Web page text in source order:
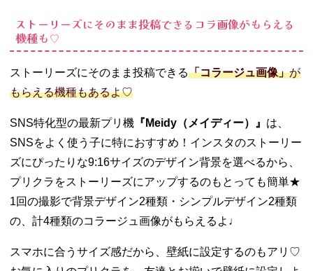
ストーリーズにそのまま投稿できるコラ画像がもらえる
機種も♡
ストーリーズにそのまま投稿できる「コラージュ画像」が
もらえる機種もあるよ♡
SNS特化型の最新プリ機 『Meidy（メイディー）』 は、
SNSをよく使う子に特におすすめ！インスタのストーリー
ズにぴったりな9:16サイズのデザイン背景を選べるから、
プリクラをストーリーズにアップするのもとっても簡単★
1回の撮影で背景デザイン2種類・シンプルデザイン2種類
の、計4種類のコラージュ画像がもらえるよ♩
スマホに合うサイズ感だから、壁紙に設定するのもアリ♡